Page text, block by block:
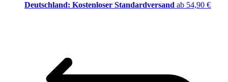
Deutschland: Kostenloser Standardversand ab 54,90 €